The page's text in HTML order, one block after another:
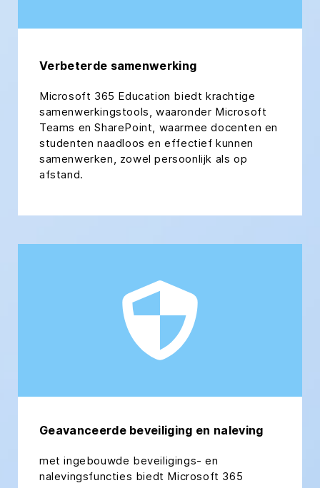
Verbeterde samenwerking
Microsoft 365 Education biedt krachtige
samenwerkingstools, waaronder Microsoft
Teams en SharePoint, waarmee docenten en
studenten naadloos en effectief kunnen
samenwerken, zowel persoonlijk als op
afstand.
Geavanceerde beveiliging en naleving
met ingebouwde beveiligings- en
nalevingsfuncties biedt Microsoft 365